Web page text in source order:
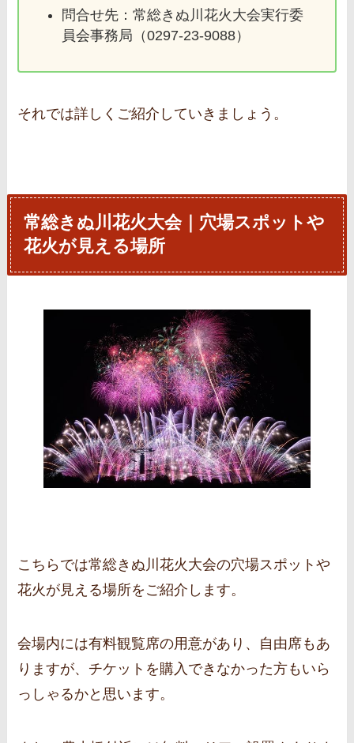
問合せ先：常総きぬ川花火大会実行委
員会事務局（0297‐23‐9088）
それでは詳しくご紹介していきましょう。
常総きぬ川花火大会｜穴場スポットや
花火が見える場所
こちらでは常総きぬ川花火大会の穴場スポットや
花火が見える場所をご紹介します。
会場内には有料観覧席の用意があり、自由席もあ
りますが、チケットを購入できなかった方もいら
っしゃるかと思います。